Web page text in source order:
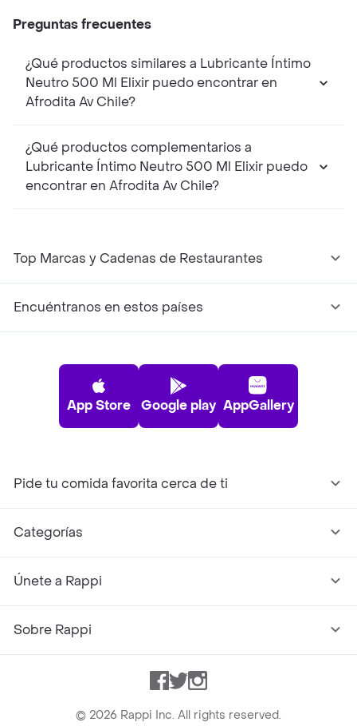
Preguntas frecuentes
¿Qué productos similares a Lubricante Íntimo
Neutro 500 Ml Elixir puedo encontrar en
Afrodita Av Chile?
¿Qué productos complementarios a
Lubricante Íntimo Neutro 500 Ml Elixir puedo
encontrar en Afrodita Av Chile?
Top Marcas y Cadenas de Restaurantes
Encuéntranos en estos países
App Store Google play AppGallery
Pide tu comida favorita cerca de ti
Categorías
Únete a Rappi
Sobre Rappi
Facebook
TwitterInstagram
© 2026 Rappi Inc. All rights reserved.